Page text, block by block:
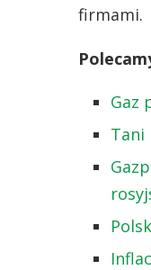
firmami.
Gaz
Tani